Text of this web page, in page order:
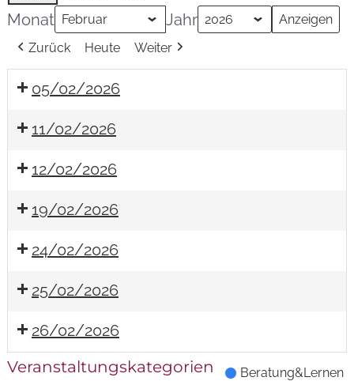
Monat Jahr
Zurück Heute Weiter
05/02/2026
11/02/2026
12/02/2026
19/02/2026
24/02/2026
25/02/2026
26/02/2026
Veranstaltungskategorien
Beratung&Lernen